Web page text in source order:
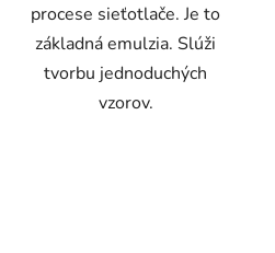
procese sieťotlače. Je to
základná emulzia. Slúži
tvorbu jednoduchých
vzorov.